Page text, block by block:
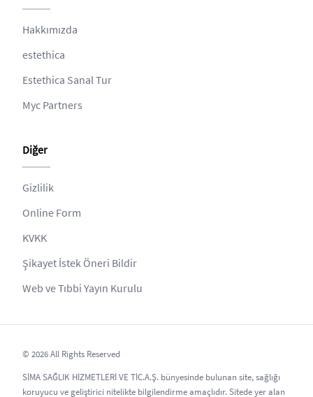
Hakkımızda
estethica
Estethica Sanal Tur
Myc Partners
Diğer
Gizlilik
Online Form
KVKK
Şikayet İstek Öneri Bildir
Web ve Tıbbi Yayın Kurulu
© 2026 All Rights Reserved
SİMA SAĞLIK HİZMETLERİ VE TİC.A.Ş. bünyesinde bulunan site, sağlığı
koruyucu ve geliştirici nitelikte bilgilendirme amaçlıdır. Sitede yer alan